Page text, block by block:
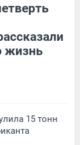
жизнь
15 тонн